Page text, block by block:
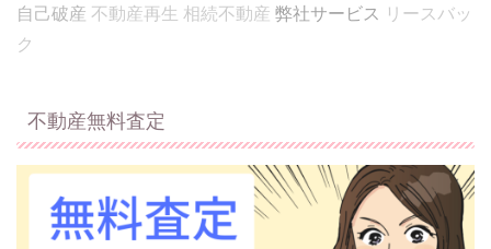
自己破産 不動産再生 相続不動産 弊社サービス
リースバッ
ク
不動産無料査定